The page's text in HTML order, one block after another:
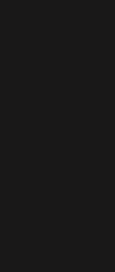
de Cine
Internacional
Teatro CABA;
Catálogo de
Festival Cultura
Festival Escena
Internacional
España);
Violencia de
Sicily Web
London Web